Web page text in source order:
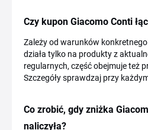
Czy kupon Giacomo Conti
Zależy od warunków
działa tylko na produkty z
regularnych, część obejmuje też
Szczegóły sprawdzaj przy
Co zrobić, gdy zniżka
naliczyła?